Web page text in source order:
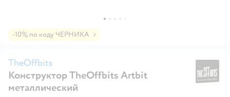
-10% по коду ЧЕРНИКА
TheOffbits
Конструктор TheOffbits Artbit
металлический